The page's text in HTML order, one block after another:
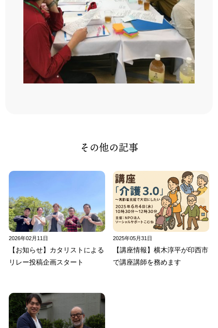
その他の記事
2026年02月11日
【お知らせ】カタリストによる
リレー投稿企画スタート
2025年05月31日
【講座情報】横木淳平が印西市
で講座講師を務めます